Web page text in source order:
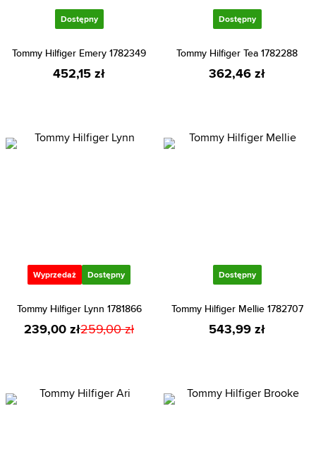
Dostępny
Tommy Hilfiger Emery 1782349
452,15 zł
Dostępny
Tommy Hilfiger Tea 1782288
362,46 zł
Wyprzedaż Dostępny
Tommy Hilfiger Lynn 1781866
239,00 zł259,00 zł
Dostępny
Tommy Hilfiger Mellie 1782707
543,99 zł